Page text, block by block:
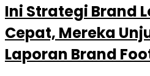
Ini Strategi Brand
Cepat, Mereka
Laporan Brand